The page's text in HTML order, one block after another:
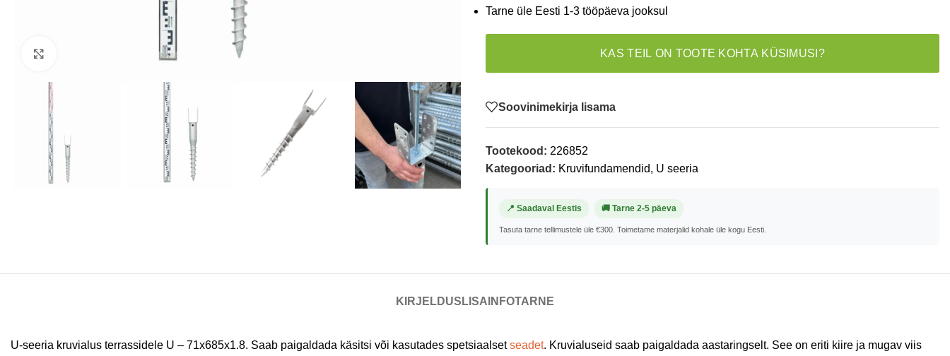
Kliki suurendamiseks
Tarne üle Eesti 1-3 tööpäeva jooksul
KAS TEIL ON TOOTE KOHTA KÜSIMUSI?
Soovinimekirja lisama
Tootekood: 226852
Kategooriad: Kruvifundamendid, U seeria
📍 Saadaval Eestis 🚚 Tarne 2-5 päeva
Tasuta tarne tellimustele üle €300. Toimetame materjalid kohale üle kogu Eesti.
KIRJELDUS LISAINFOTARNE
U-seeria kruvialus terrassidele U – 71x685x1.8. Saab paigaldada käsitsi või kasutades spetsiaalsetseadet. Kruvialuseid saab paigaldada aastaringselt. See on eriti kiire ja mugav viis